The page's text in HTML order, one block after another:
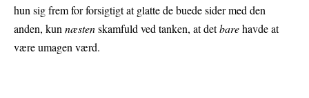
hun sig frem for forsigtigt at glatte de buede sider med den
anden, kunnæstenskamfuld ved tanken, at detbarehavde at
være umagen værd.